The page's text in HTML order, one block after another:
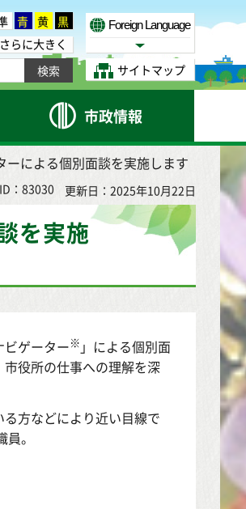
青 黄 黒
さらに大きく
Foreign Language
Select Language
サイトマップ
市政情報
による個別面談を実施します
：83030 更新日：2025年10月22日
を実施
ゲーター※ 」による個別面
役所の仕事への理解を深
方などにより近い目線で
。